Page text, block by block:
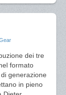
dei tre
formato
generazione
in pieno